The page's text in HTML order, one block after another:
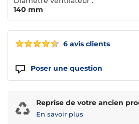
6 avis clients
Poser une question
140 mm
Reprise de votre ancien
En savoir plus